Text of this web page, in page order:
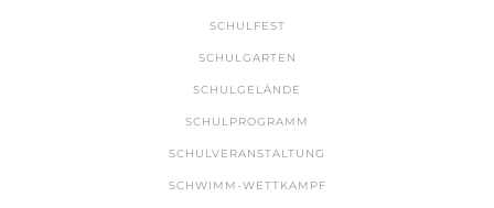
SCHULFEST
SCHULGARTEN
SCHULGELÄNDE
SCHULPROGRAMM
SCHULVERANSTALTUNG
SCHWIMM-WETTKAMPF